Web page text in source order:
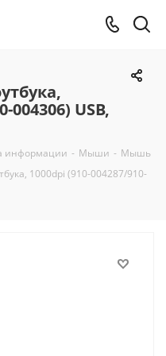
004306) USB,
информации - Мыши - Мышь
1000dpi (910-004287/910-